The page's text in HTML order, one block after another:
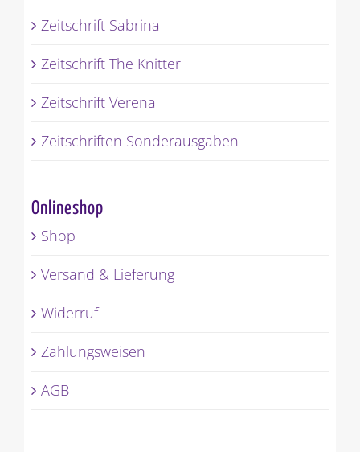
Zeitschrift Sabrina
Zeitschrift The Knitter
Zeitschrift Verena
Zeitschriften Sonderausgaben
Onlineshop
Shop
Versand & Lieferung
Widerruf
Zahlungsweisen
AGB